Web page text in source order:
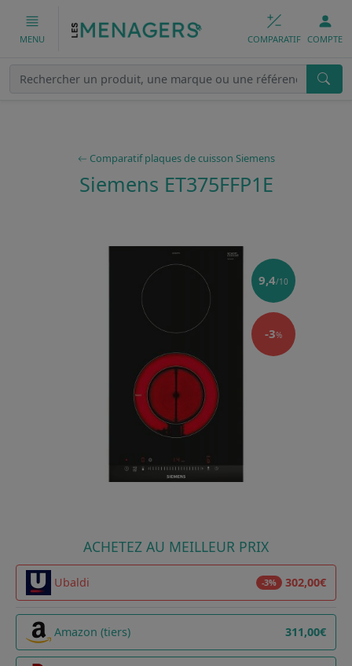
MENU COMPARATIF COMPTE
Comparatif plaques de cuisson Siemens
Siemens ET375FFP1E
9,4/10
-3%
ACHETEZ AU MEILLEUR PRIX
Ubaldi -3% 302,00€
Amazon (tiers) 311,00€